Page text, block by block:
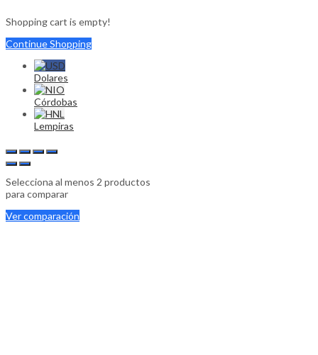
Shopping cart is empty!
Continue Shopping
Dolares
Córdobas
Lempiras
Selecciona al menos 2 productos
para comparar
Ver comparación